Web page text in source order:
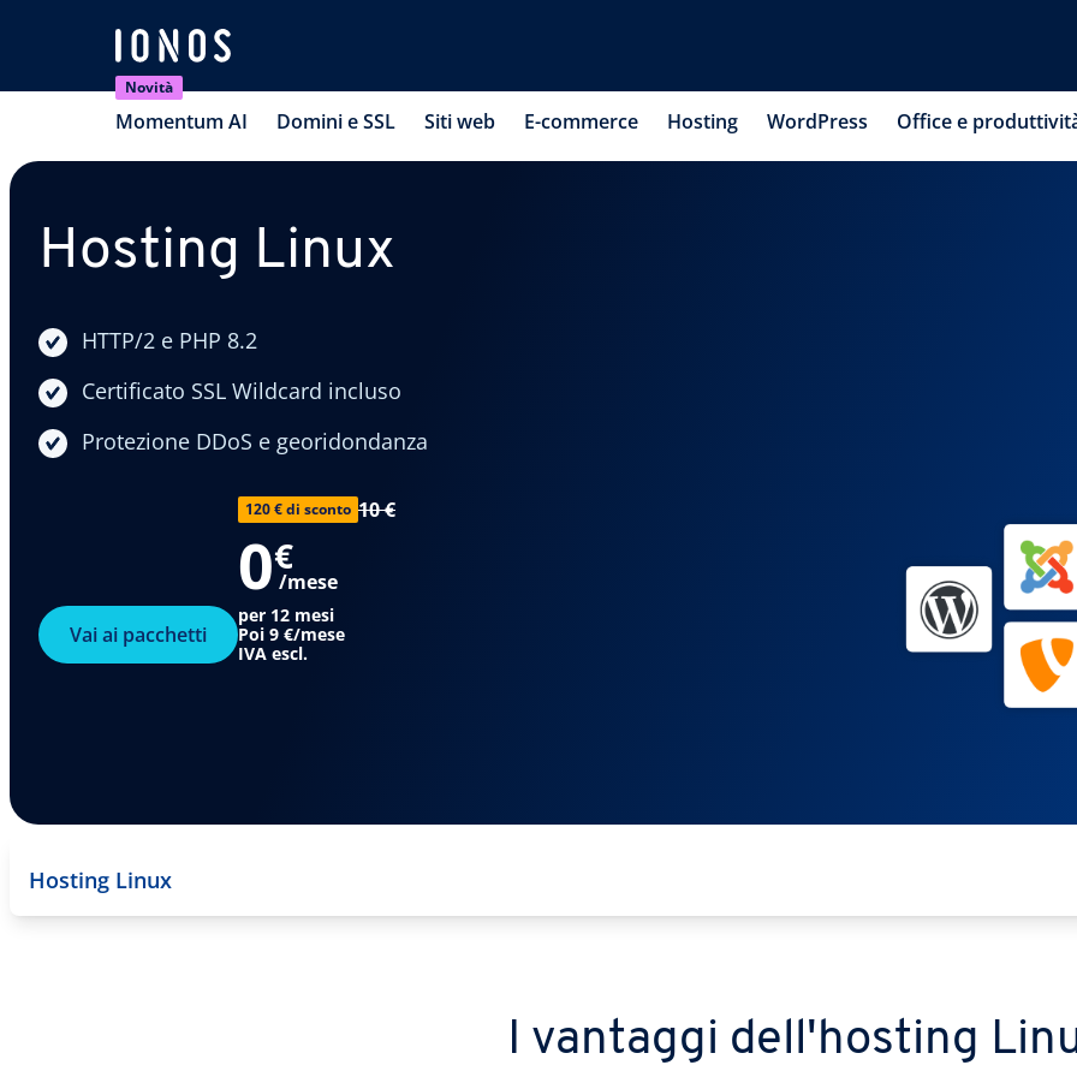
Novità
Momentum AI Domini e SSL Siti web E-commerce Hosting WordPress Office e
Hosting Linux
HTTP/2 e PHP 8.2
Certificato SSL Wildcard incluso
Protezione DDoS e georidondanza
120 € di sconto 10 €
0€
/mese
per 12 mesi
Poi 9 €/mese
IVA escl.
Vai ai pacchetti
Hosting Linux
I vantaggi dell'hosting